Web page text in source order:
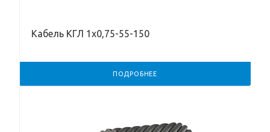
Кабель КГЛ 1х0,75-55-150
ПОДРОБНЕЕ